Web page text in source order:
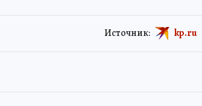
Источник: kp.ru